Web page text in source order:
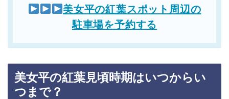
美女平の紅葉スポット周辺の
駐車場を予約する
美女平の紅葉見頃時期はいつからい
つまで？